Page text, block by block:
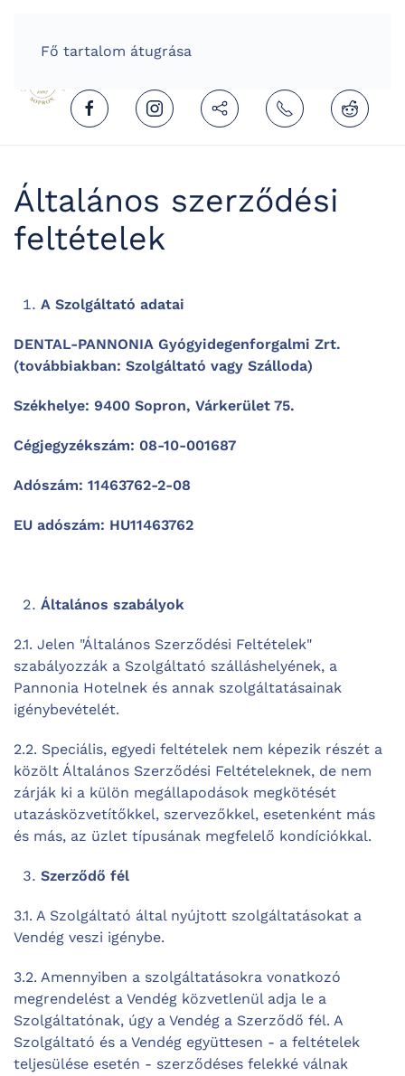
Fő tartalom átugrása
Általános szerződési
feltételek
A Szolgáltató adatai
DENTAL-PANNONIA Gyógyidegenforgalmi Zrt.
(továbbiakban: Szolgáltató vagy Szálloda)
Székhelye: 9400 Sopron, Várkerület 75.
Cégjegyzékszám: 08-10-001687
Adószám: 11463762-2-08
EU adószám: HU11463762
Általános szabályok
2.1. Jelen "Általános Szerződési Feltételek"
szabályozzák a Szolgáltató szálláshelyének, a
Pannonia Hotelnek és annak szolgáltatásainak
igénybevételét.
2.2. Speciális, egyedi feltételek nem képezik részét a
közölt Általános Szerződési Feltételeknek, de nem
zárják ki a külön megállapodások megkötését
utazásközvetítőkkel, szervezőkkel, esetenként más
és más, az üzlet típusának megfelelő kondíciókkal.
Szerződő fél
3.1. A Szolgáltató által nyújtott szolgáltatásokat a
Vendég veszi igénybe.
3.2. Amennyiben a szolgáltatásokra vonatkozó
megrendelést a Vendég közvetlenül adja le a
Szolgáltatónak, úgy a Vendég a Szerződő fél. A
Szolgáltató és a Vendég együttesen - a feltételek
teljesülése esetén - szerződéses felekké válnak